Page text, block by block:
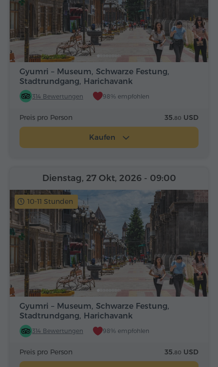
Gyumri – Museum, Schwarze Festung,
Stadtrundgang, Harichavank
314 Bewertungen 98% empfohlen
Preis pro Person 35.80 USD
Kaufen
10-11 Stunden
Gyumri – Museum, Schwarze Festung,
Stadtrundgang, Harichavank
314 Bewertungen 98% empfohlen
Dienstag, 27 Okt, 2026 - 09:00
Preis pro Person 35.80 USD